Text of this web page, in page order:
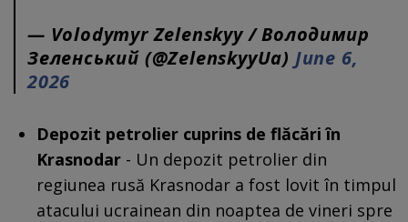
— Volodymyr Zelenskyy / Володимир
Зеленський (@ZelenskyyUa) June 6,
2026
Depozit petrolier cuprins de flăcări în
Krasnodar - Un depozit petrolier din
regiunea rusă Krasnodar a fost lovit în timpul
atacului ucrainean din noaptea de vineri spre